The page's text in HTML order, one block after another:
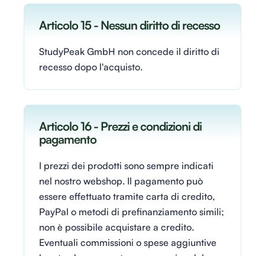
Articolo 15 - Nessun diritto di recesso
StudyPeak GmbH non concede il diritto di
recesso dopo l'acquisto.
Articolo 16 - Prezzi e condizioni di
pagamento
I prezzi dei prodotti sono sempre indicati
nel nostro webshop. Il pagamento può
essere effettuato tramite carta di credito,
PayPal o metodi di prefinanziamento simili;
non è possibile acquistare a credito.
Eventuali commissioni o spese aggiuntive